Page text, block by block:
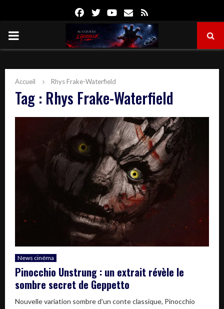
FacebookTwitterYoutube
Email
PRIMARY
Accueil Rhys Frake-Waterfield
Tag : Rhys Frake-Waterfield
News cinéma
Pinocchio Unstrung : un extrait révèle le
sombre secret de Geppetto
Nouvelle variation sombre d'un conte classique, Pinocchio